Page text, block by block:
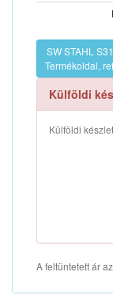
SW STAHL
Termékoldal,
Külföldi
Külföldi
A feltüntetett ár